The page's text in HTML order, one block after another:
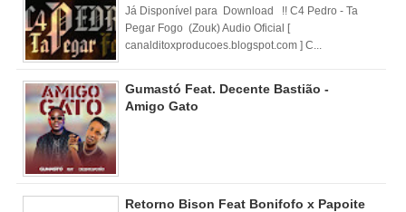
Já Disponível para Download !! C4 Pedro - Ta
Pegar Fogo (Zouk) Audio Oficial [
canalditoxproducoes.blogspot.com ] C...
Gumastó Feat. Decente Bastião -
Amigo Gato
Retorno Bison Feat Bonifofo x Papoite